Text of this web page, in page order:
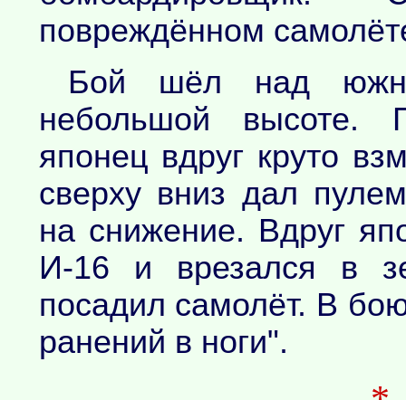
повреждённом
Бой шёл над
небольшой высоте.
японец вдруг круто
сверху вниз дал
на снижение. Вдруг
И-16 и врезался в
посадил самолёт. В
ранений в ноги".